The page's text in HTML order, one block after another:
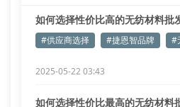
如何选择性价比高的无纺材料批
#供应商选择 #捷恩智品牌 #
2025-05-22 03:43
如何选择性价比最高的无纺材料